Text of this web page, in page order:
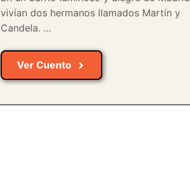
vivían dos hermanos llamados Martín y
Candela. ...
Ver Cuento